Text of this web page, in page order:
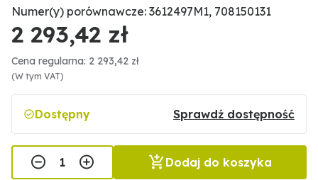
Numer(y) porównawcze: 3612497M1, 708150131
2 293,42 zł
Cena regularna: 2 293,42 zł
(W tym VAT)
Dostępny Sprawdź dostępność
Dodaj do koszyka